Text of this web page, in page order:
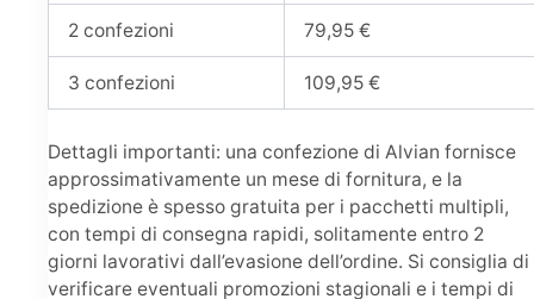
2 confezioni 79,95 €
3 confezioni 109,95 €
Dettagli importanti: una confezione di Alvian fornisce
approssimativamente un mese di fornitura, e la
spedizione è spesso gratuita per i pacchetti multipli,
con tempi di consegna rapidi, solitamente entro 2
giorni lavorativi dall’evasione dell’ordine. Si consiglia di
verificare eventuali promozioni stagionali e i tempi di